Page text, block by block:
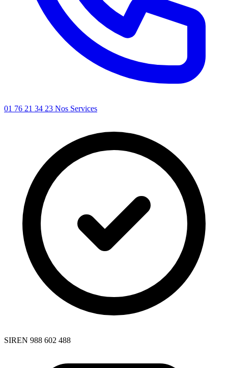
01 76 21 34 23 Nos Services
SIREN 988 602 488